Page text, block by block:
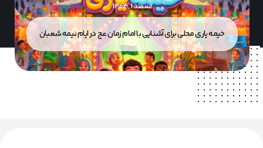
اسفند ۱, ۱۴۰۴
خیمه یاری محلی برای آشنایی با امام زمان عج در ایام نیمه شعبان